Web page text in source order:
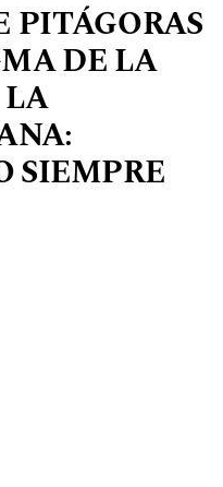
PITÁGORAS
DE LA
SIEMPRE